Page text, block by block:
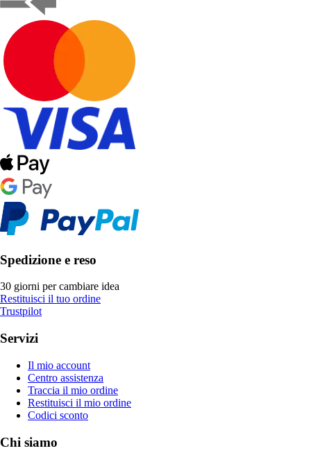
Spedizione e reso
30 giorni per cambiare idea
Restituisci il tuo ordine
Trustpilot
Servizi
Il mio account
Centro assistenza
Traccia il mio ordine
Restituisci il mio ordine
Codici sconto
Chi siamo